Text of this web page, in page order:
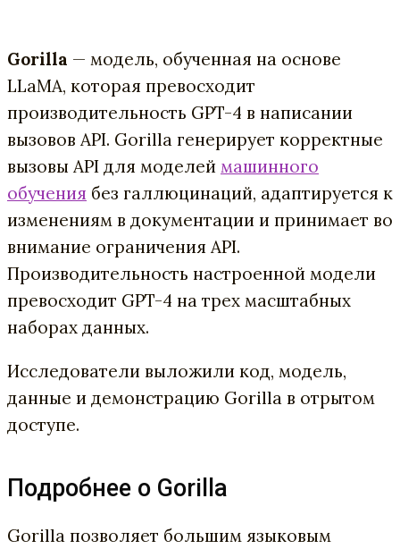
Gorilla — модель, обученная на основе
LLaMA, которая превосходит
производительность GPT-4 в написании
вызовов API. Gorilla генерирует корректные
вызовы API для моделей машинного
обучения без галлюцинаций, адаптируется к
изменениям в документации и принимает во
внимание ограничения API.
Производительность настроенной модели
превосходит GPT-4 на трех масштабных
наборах данных.
Исследователи выложили код, модель,
данные и демонстрацию Gorilla в отрытом
доступе.
Подробнее о Gorilla
Gorilla позволяет большим языковым